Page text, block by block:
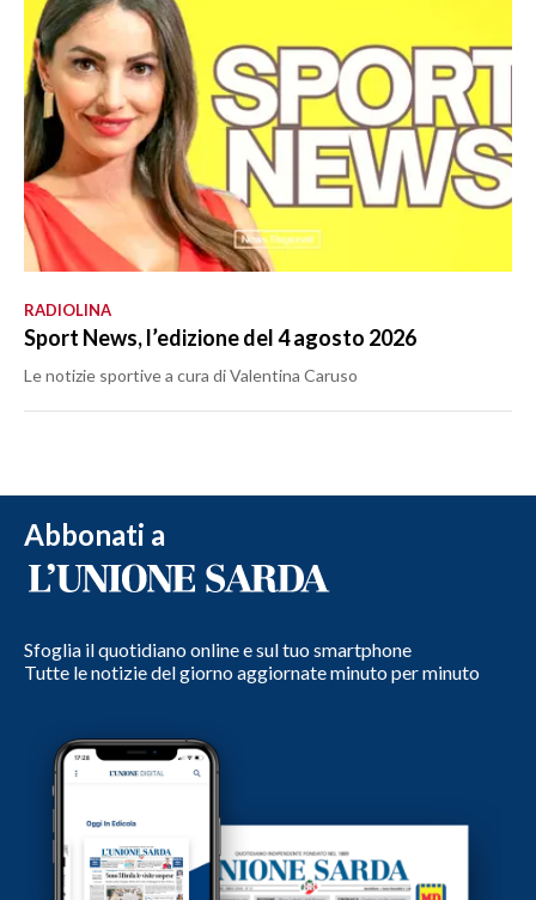
RADIOLINA
Sport News, l’edizione del 4 agosto 2026
Le notizie sportive a cura di Valentina Caruso
Abbonati a
Sfoglia il quotidiano online e sul tuo smartphone
Tutte le notizie del giorno aggiornate minuto per minuto